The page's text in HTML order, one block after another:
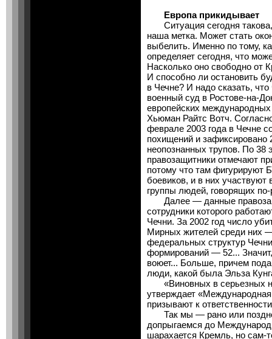
Европа прикидывает
Ситуация сегодня
наша метка. Может стать
выбелить. Именно по тому,
определяет сегодня, что
Насколько оно свободно от
И способно ли остановить
в Чечне? И надо сказать,
военный суд в Ростове-на-
европейских
Хьюман Райтс Вотч.
феврале 2003 года в Чечне
похищений и зафиксировано
неопознанных трупов. По 38
правозащитники отмечают
потому что там фигурируют
боевиков, и в них участвуют
группы людей, говорящих по-
Далее — данные
сотрудники которого
Чечни. За 2002 год число
Мирных жителей среди них
федеральных структур
формирований — 52...
воюет... Больше, причем
люди, какой была Эльза
«Виновных в серьезных
утверждает
призывают к
Так мы — рано или
допрыгаемся до
шарахается Кремль, но сам-